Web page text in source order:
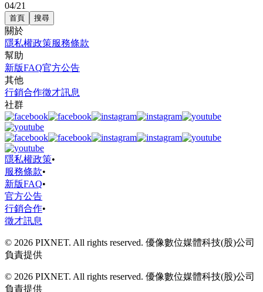
04/21
首頁 搜尋
關於
隱私權政策服務條款
幫助
新版FAQ官方公告
其他
行銷合作徵才訊息
社群
隱私權政策•
服務條款•
新版FAQ•
官方公告
行銷合作•
徵才訊息
© 2026 PIXNET. All rights reserved. 優像數位媒體科技(股)公司
負責提供
© 2026 PIXNET. All rights reserved. 優像數位媒體科技(股)公司
負責提供